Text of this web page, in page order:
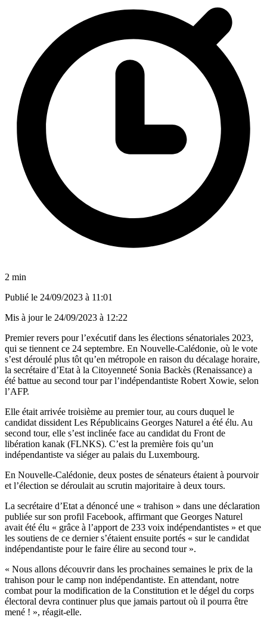
2 min
Publié le 24/09/2023 à 11:01
Mis à jour le 24/09/2023 à 12:22
Premier revers pour l’exécutif dans les élections sénatoriales 2023,
qui se tiennent ce 24 septembre. En Nouvelle-Calédonie, où le vote
s’est déroulé plus tôt qu’en métropole en raison du décalage horaire,
la secrétaire d’Etat à la Citoyenneté Sonia Backès (Renaissance) a
été battue au second tour par l’indépendantiste Robert Xowie, selon
l’AFP.
Elle était arrivée troisième au premier tour, au cours duquel le
candidat dissident Les Républicains Georges Naturel a été élu. Au
second tour, elle s’est inclinée face au candidat du Front de
libération kanak (FLNKS). C’est la première fois qu’un
indépendantiste va siéger au palais du Luxembourg.
En Nouvelle-Calédonie, deux postes de sénateurs étaient à pourvoir
et l’élection se déroulait au scrutin majoritaire à deux tours.
La secrétaire d’Etat a dénoncé une « trahison » dans une déclaration
publiée sur son profil Facebook, affirmant que Georges Naturel
avait été élu « grâce à l’apport de 233 voix indépendantistes » et que
les soutiens de ce dernier s’étaient ensuite portés « sur le candidat
indépendantiste pour le faire élire au second tour ».
« Nous allons découvrir dans les prochaines semaines le prix de la
trahison pour le camp non indépendantiste. En attendant, notre
combat pour la modification de la Constitution et le dégel du corps
électoral devra continuer plus que jamais partout où il pourra être
mené ! », réagit-elle.